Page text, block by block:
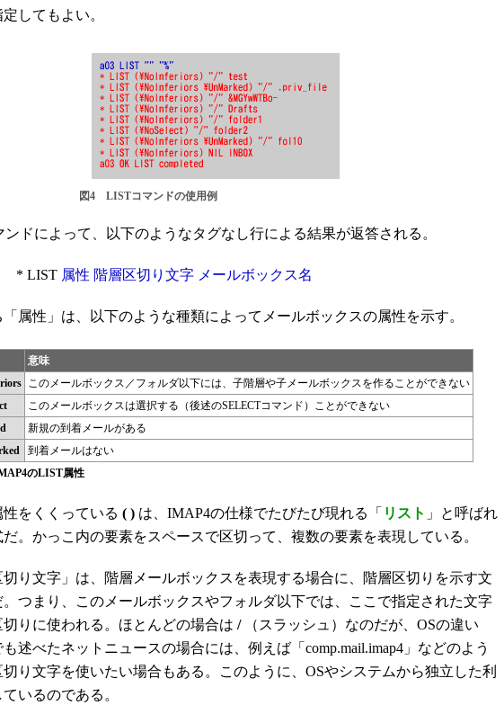
してもよい。
図4 LISTコマンドの使用例
ドによって、以下のようなタグなし行による結果が返答される。
* LIST 属性 階層区切り文字 メールボックス名
属性」は、以下のような種類によってメールボックスの属性を示す。
意味
このメールボックス／フォルダ以下には、子階層や子メールボックスを作ることができない
このメールボックスは選択する（後述のSELECTコマンド）ことができない
新規の到着メールがある
到着メールはない
のLIST属性
をくくっている ( ) は、IMAP4の仕様でたびたび現れる「 リスト 」と呼ばれ
だ。かっこ内の要素をスペースで区切って、複数の要素を表現している。
り文字」は、階層メールボックスを表現する場合に、階層区切りを示す文
つまり、このメールボックスやフォルダ以下では、ここで指定された文字
切りに使われる。ほとんどの場合は /（スラッシュ）なのだが、OSの違い
述べたネットニュースの場合には、例えば「comp.mail.imap4」などのよう
り文字を使いたい場合もある。このように、OSやシステムから独立した利
いるのである。